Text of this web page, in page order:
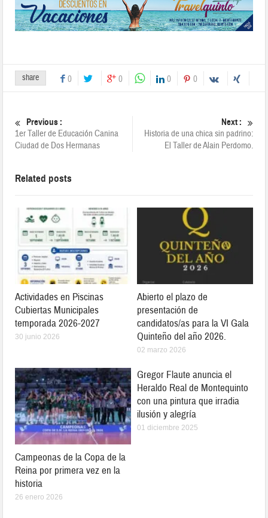
share 0 0 0 0
Previous :
1er Taller de Educación Canina
Ciudad de Dos Hermanas
Next :
Historia de una chica sin padrino:
El Taller de Alain Perdomo.
Related posts
Actividades en Piscinas
Cubiertas Municipales
temporada 2026-2027
30 junio 2026
Abierto el plazo de
presentación de
candidatos/as para la VI Gala
Quinteño del año 2026.
02 marzo 2026
Campeonas de la Copa de la
Reina por primera vez en la
historia
26 enero 2026
Gregor Flaute anuncia el
Heraldo Real de Montequinto
con una pintura que irradia
ilusión y alegría
01 diciembre 2025